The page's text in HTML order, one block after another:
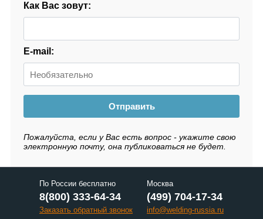
Как Вас зовут:
E-mail:
Отправить
Пожалуйста, если у Вас есть вопрос - укажите свою
электронную почту, она публиковаться не будет.
По России бесплатно
8(800) 333-64-34
Заказать обратный звонок
Москва
(499) 704-17-34
info@welding-russia.ru